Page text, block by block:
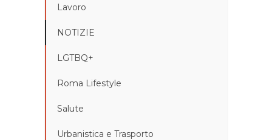
Lavoro
NOTIZIE
LGTBQ+
Roma Lifestyle
Salute
Urbanistica e Trasporto